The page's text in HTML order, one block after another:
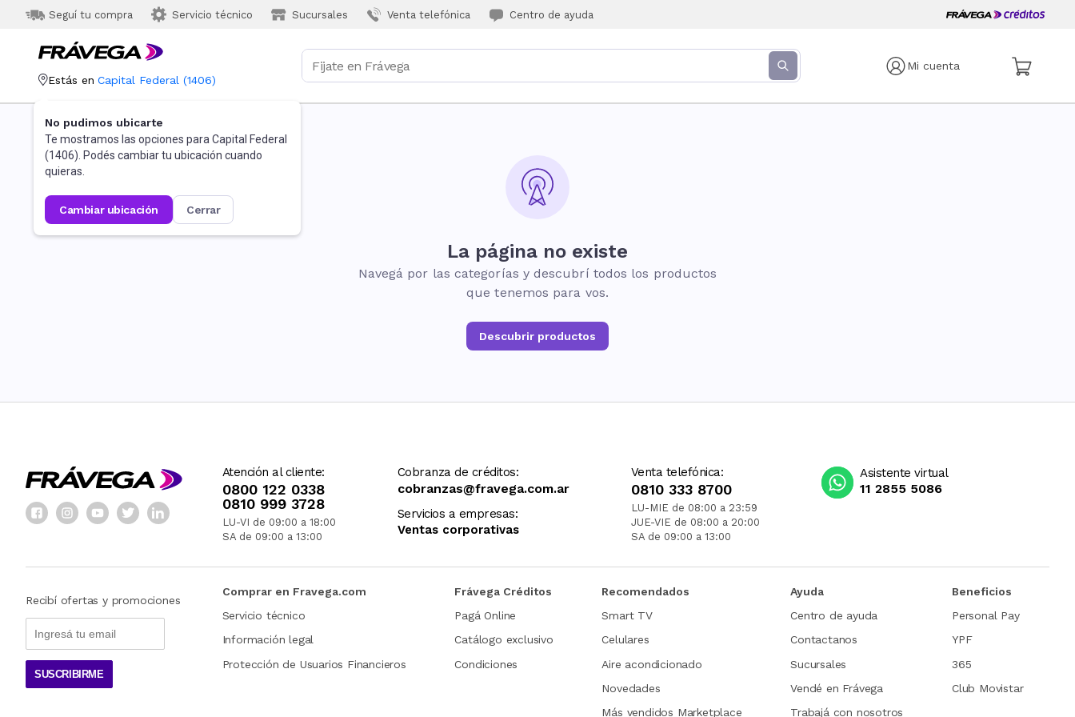
Seguí tu compra Servicio técnico Sucursales Venta telefónica Centro de ayuda
Mi cuenta
Estás en Capital Federal (1406)
No pudimos ubicarte
Te mostramos las opciones para Capital Federal
(1406). Podés cambiar tu ubicación cuando
quieras.
cambiar ubicación cerrar
La página no existe
Navegá por las categorías y descubrí todos los productos
que tenemos para vos.
Descubrir productos
Atención al cliente:
0800 122 0338
0810 999 3728
LU-VI de 09:00 a 18:00
SA de 09:00 a 13:00
Cobranza de créditos:
cobranzas@fravega.com.ar
Servicios a empresas:
Ventas corporativas
Venta telefónica:
0810 333 8700
LU-MIE de 08:00 a 23:59
JUE-VIE de 08:00 a 20:00
SA de 09:00 a 13:00
Asistente virtual
11 2855 5086
Recibí ofertas y promociones
SUSCRIBIRME
Comprar en Fravega.com
Servicio técnico
Información legal
Protección de Usuarios Financieros
Frávega Créditos
Pagá Online
Catálogo exclusivo
Condiciones
Recomendados
Smart TV
Celulares
Aire acondicionado
Novedades
Más vendidos Marketplace
Ayuda
Centro de ayuda
Contactanos
Sucursales
Vendé en Frávega
Trabajá con nosotros
Beneficios
Personal Pay
YPF
365
Club Movistar